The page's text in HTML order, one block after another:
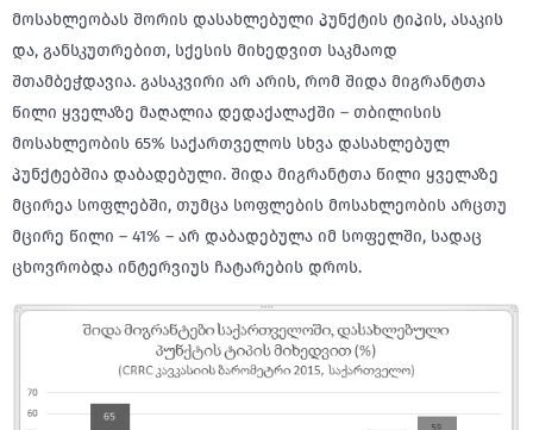
მოსახლეობას შორის დასახლებული პუნქტის ტიპის, ასაკის
და, განსკუთრებით, სქესის მიხედვით საკმაოდ
შთამბეჭდავია. გასაკვირი არ არის, რომ შიდა მიგრანტთა
წილი ყველაზე მაღალია დედაქალაქში – თბილისის
მოსახლეობის 65% საქართველოს სხვა დასახლებულ
პუნქტებშია დაბადებული. შიდა მიგრანტთა წილი ყველაზე
მცირეა სოფლებში, თუმცა სოფლების მოსახლეობის არცთუ
მცირე წილი – 41% – არ დაბადებულა იმ სოფელში, სადაც
ცხოვრობდა ინტერვიუს ჩატარების დროს.